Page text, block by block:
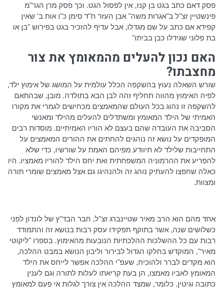
פסקדאם כתב בגט בן קנז, אין לפסול הגט. וכך פסק מרן הגר"מ
פינשטיין זצ"ל ב"אגרות משה" אבן העזר ח"ד סימן כ"ו אות ב' שאין
קפידא אם כתב על שם מגדלו, אבל עדיף להזכיר בגט בפירוש "בן או
בת פלוני שגידלו כבן בביתו"
האם נכון להעלים מהמאומץ את צור
מחצבתו?
שורש השאלה נעוץ בהשקפה הכלל עולמית על המושג של אימוץ ילד,
לפיה האימוץ מהווה תחליף זהה לבן הבא בתולדה. מובן, שבהתאם
להשקפה זו נהוג בכל העולם שהמאמצים מכחישים לגמרי את מקורו
האמיתי של הילד המאומץ ומשתדלים להעלים מהילד ומאנשי
הסביבה את העובדה שהם בעצם לא הוריו האמיתיים. מוסדות רבים
המופקדים על נושא זה נוהגים להחתים את ההורים המאמצים על
התחייבות שלילד לא תיוודע מפיהם האמת על שורשיו, כדי שלא
להפריע את ההרמוניה המשפחתית ואת יחס הילד להוריו מאמציו. היו
כאלה שחפצו להעתיק נוהג זה ולהנהיגו גם אצל מאמצים שומרי תורה
ומצוות.
אחד מהם הוא הרב מאיר שטיינברג זצ"ל, חבר הבד"ץ של לונדון לפני
כשלושים שנה, אשר בתוקף תפקידו עסק רבות בנושא זה והתמודד
רבות עם כל ההשלכות ההלכתיות הנובעות מהאימוץ. בספרו "ליקוטי
מאיר", המוקדש בחלקו הגדול לבירור וליבון הנושא במבט ההלכה,
הוא מקדים לברר ולהוכיח, שעפ"י ההלכה אפשר לייחס את הילד
המאומץ לאביו מאמצו, הן בעת קריאתו לעלות לתורה וגם לענין
כתובה וגיטין. כלומר, שמצד ההלכה אין צורך לגלות אי פעם למאומץ